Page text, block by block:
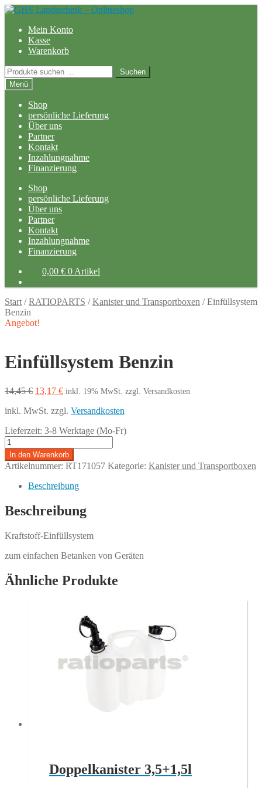
Zur
springen
Zum
springenMein Konto
Kasse
Warenkorb
Suchen
nach:
Suchen
Menü
Shop
persönliche Lieferung
Über uns
Partner
Kontakt
Inzahlungnahme
Finanzierung
Shop
persönliche Lieferung
Über uns
Partner
Kontakt
Inzahlungnahme
Finanzierung
0,00 € 0 Artikel
Start /RATIOPARTS /Kanister und Transportboxen /Einfüllsystem
Benzin
Angebot!
Einfüllsystem Benzin
14,45€ Ursprünglicher
war:
13,17 €Aktueller
ist:
inkl. 19% MwSt. zzgl. Versandkosten
inkl. MwSt. zzgl. Versandkosten
Lieferzeit: 3-8 Werktage (Mo-Fr)
Einfüllsystem
Benzin
Menge
In den Warenkorb
Artikelnummer: RT171057 Kategorie: Kanister und Transportboxen
Beschreibung
Beschreibung
Kraftstoff-Einfüllsystem
zum einfachen Betanken von Geräten
Ähnliche Produkte
Doppelkanister 3,5+1,5l